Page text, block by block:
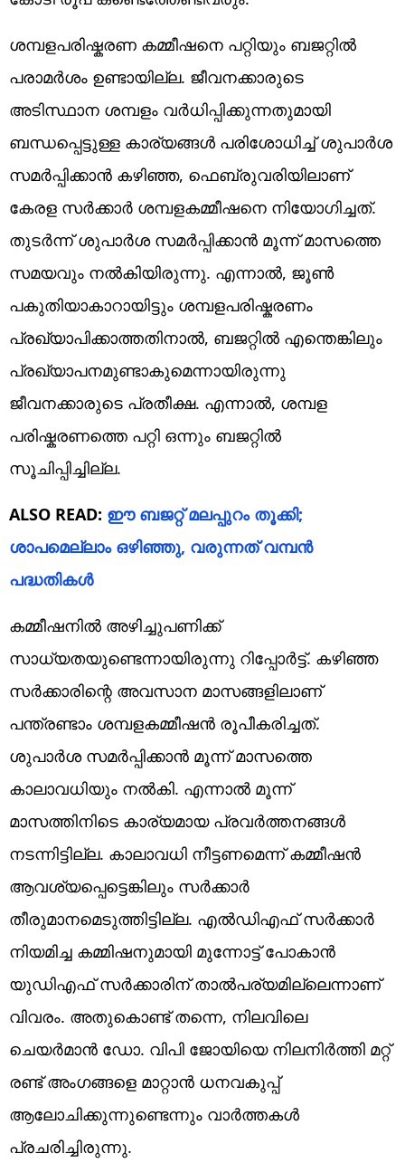
ശമ്പളപരിഷ്കരണ കമ്മീഷനെ പറ്റിയും ബജറ്റിൽ
പരാമർശം ഉണ്ടായില്ല. ജീവനക്കാരുടെ
അടിസ്ഥാന ശമ്പളം വർധിപ്പിക്കുന്നതുമായി
ബന്ധപ്പെട്ടുള്ള കാര്യങ്ങൾ പരിശോധിച്ച് ശുപാർശ
സമർപ്പിക്കാൻ കഴിഞ്ഞ, ഫെബ്രുവരിയിലാണ്
കേരള സർക്കാർ ശമ്പളകമ്മീഷനെ നിയോഗിച്ചത്.
തുടർന്ന് ശുപാർശ സമർപ്പിക്കാൻ മൂന്ന് മാസത്തെ
സമയവും നൽകിയിരുന്നു. എന്നാൽ, ജൂൺ
പകുതിയാകാറായിട്ടും ശമ്പളപരിഷ്കരണം
പ്രഖ്യാപിക്കാത്തതിനാൽ, ബജറ്റിൽ എന്തെങ്കിലും
പ്രഖ്യാപനമുണ്ടാകുമെന്നായിരുന്നു
ജീവനക്കാരുടെ പ്രതീക്ഷ. എന്നാൽ, ശമ്പള
പരിഷ്കരണത്തെ പറ്റി ഒന്നും ബജറ്റിൽ
സൂചിപ്പിച്ചില്ല.
ALSO READ: ഈ ബജറ്റ് മലപ്പുറം തൂക്കി;
ശാപമെല്ലാം ഒഴിഞ്ഞു, വരുന്നത് വമ്പന്‍
പദ്ധതികള്‍
കമ്മീഷനിൽ അഴിച്ചുപണിക്ക്
സാധ്യതയുണ്ടെന്നായിരുന്നു റിപ്പോർട്ട്. കഴിഞ്ഞ
സർക്കാരിന്റെ അവസാന മാസങ്ങളിലാണ്
പന്ത്രണ്ടാം ശമ്പളകമ്മീഷൻ രൂപീകരിച്ചത്.
ശുപാർശ സമർപ്പിക്കാൻ മൂന്ന് മാസത്തെ
കാലാവധിയും നൽകി. എന്നാൽ മൂന്ന്
മാസത്തിനിടെ കാര്യമായ പ്രവർത്തനങ്ങൾ
നടന്നിട്ടില്ല. കാലാവധി നീട്ടണമെന്ന് കമ്മീഷൻ
ആവശ്യപ്പെട്ടെങ്കിലും സർക്കാർ
തീരുമാനമെടുത്തിട്ടില്ല. എൽഡിഎഫ് സർക്കാർ
നിയമിച്ച കമ്മിഷനുമായി മുന്നോട്ട് പോകാൻ
യുഡിഎഫ് സർക്കാരിന് താൽപര്യമില്ലെന്നാണ്
വിവരം. അതുകൊണ്ട് തന്നെ, നിലവിലെ
ചെയർമാൻ ഡോ. വിപി ജോയിയെ നിലനിർത്തി മറ്റ്
രണ്ട് അംഗങ്ങളെ മാറ്റാൻ ധനവകുപ്പ്
ആലോചിക്കുന്നുണ്ടെന്നും വാർത്തകൾ
പ്രചരിച്ചിരുന്നു.